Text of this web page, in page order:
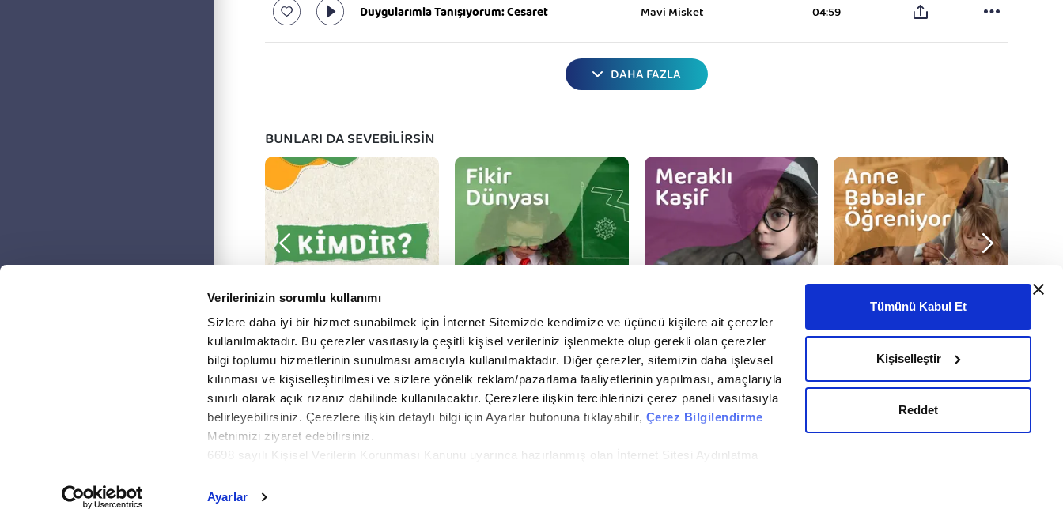
Verilerinizin sorumlu kullanımı
Sizlere daha iyi bir hizmet sunabilmek için İnternet Sitemizde kendimize ve üçüncü kişilere ait çerezler
kullanılmaktadır. Bu çerezler vasıtasıyla çeşitli kişisel verileriniz işlenmekte olup gerekli olan çerezler
bilgi toplumu hizmetlerinin sunulması amacıyla kullanılmaktadır. Diğer çerezler, sitemizin daha işlevsel
kılınması ve kişiselleştirilmesi ve sizlere yönelik reklam/pazarlama faaliyetlerinin yapılması, amaçlarıyla
sınırlı olarak açık rızanız dahilinde kullanılacaktır. Çerezlere ilişkin tercihlerinizi çerez paneli vasıtasıyla
belirleyebilirsiniz. Çerezlere ilişkin detaylı bilgi için Ayarlar butonuna tıklayabilir, Çerez Bilgilendirme
Metnimizi ziyaret edebilirsiniz.
6698 sayılı Kişisel Verilerin Korunması Kanunu uyarınca hazırlanmış olan İnternet Sitesi Aydınlatma
detaylı bilgi almak için lütfen
Ayarlar
Tümünü Kabul Et
Kişiselleştir
Reddet
Duygularımla Tanışıyorum: Cesaret Mavi Misket 04:59
DAHA FAZLA
BUNLARI DA SEVEBİLİRSİN
Takip Et
Copyright © 2026Fikriyat. Tüm Hakları Saklıdır. Gizlilik Bildirimi Künye Veri Politikası Bize Ulaşın